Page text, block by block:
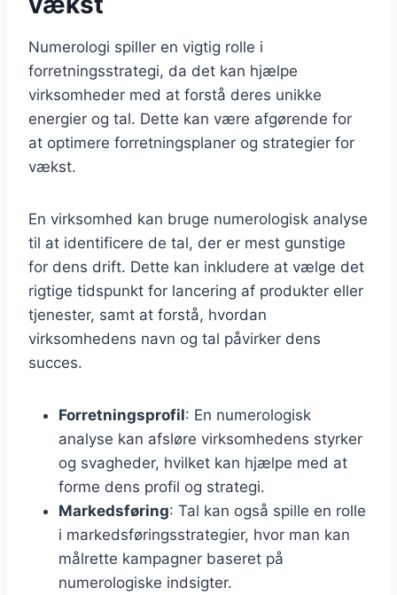
Numerologi spiller en vigtig rolle i
forretningsstrategi, da det kan hjælpe
virksomheder med at forstå deres unikke
energier og tal. Dette kan være afgørende for
at optimere forretningsplaner og strategier for
vækst.
En virksomhed kan bruge numerologisk analyse
til at identificere de tal, der er mest gunstige
for dens drift. Dette kan inkludere at vælge det
rigtige tidspunkt for lancering af produkter eller
tjenester, samt at forstå, hvordan
virksomhedens navn og tal påvirker dens
succes.
Forretningsprofil: En numerologisk
analyse kan afsløre virksomhedens styrker
og svagheder, hvilket kan hjælpe med at
forme dens profil og strategi.
Markedsføring: Tal kan også spille en rolle
i markedsføringsstrategier, hvor man kan
målrette kampagner baseret på
numerologiske indsigter.